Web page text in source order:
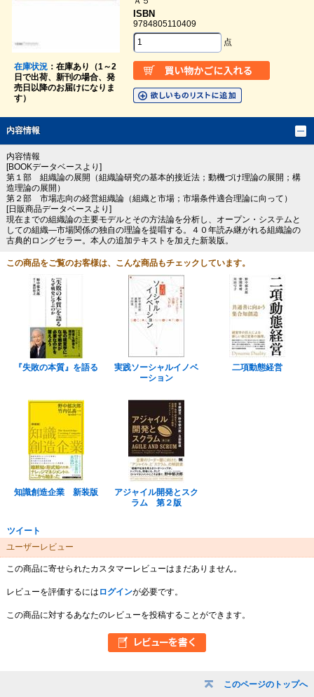
このページのトップへ
在庫状況：在庫あり（1～2
日で出荷、新刊の場合、発
売日以降のお届けになりま
す）
ISBN
9784805110409
点
内容情報
内容情報
[BOOKデータベースより]
第１部 組織論の展開（組織論研究の基本的接近法；動機づけ理論の展開；構
造理論の展開）
第２部 市場志向の経営組織論（組織と市場；市場条件適合理論に向って）
[日販商品データベースより]
現在までの組織論の主要モデルとその方法論を分析し、オープン・システムと
しての組織―市場関係の独自の理論を提唱する。４０年読み継がれる組織論の
古典的ロングセラー。本人の追加テキストを加えた新装版。
この商品をご覧のお客様は、こんな商品もチェックしています。
『失敗の本質』を語る
実践ソーシャルイノベ
ーション
二項動態経営
知識創造企業 新装版
アジャイル開発とスク
ラム 第２版
ツイート
ユーザーレビュー
この商品に寄せられたカスタマーレビューはまだありません。
レビューを評価するには ログインが必要です。
この商品に対するあなたのレビューを投稿することができます。